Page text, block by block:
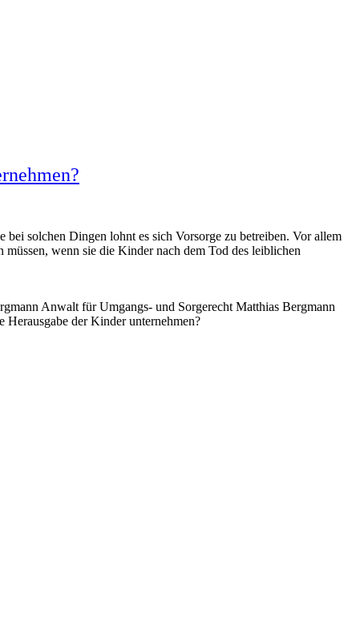
bei solchen Dingen lohnt es sich Vorsorge zu betreiben. Vor allem
wenn sie die Kinder nach dem Tod des leiblichen
Anwalt für Umgangs- und Sorgerecht Matthias Bergmann
Herausgabe der Kinder unternehmen?